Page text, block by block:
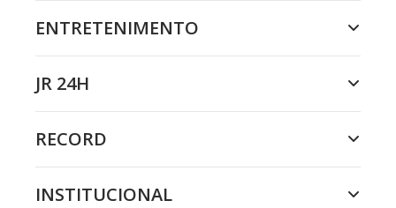
ENTRETENIMENTO
JR 24H
RECORD
INSTITUCIONAL